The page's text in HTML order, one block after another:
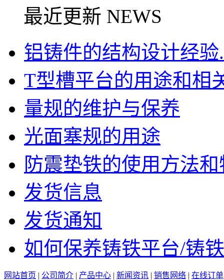
最近更新 NEWS
铝铸件的结构设计经验
T型槽平台的用途和相
量规的维护与保养
光面塞规的用途
防震垫铁的使用方法和
发货信息
发货通知
如何保养铸铁平台/铸
网站首页 | 公司简介 | 产品中心 | 新闻资讯 | 销售网络 | 在线订单